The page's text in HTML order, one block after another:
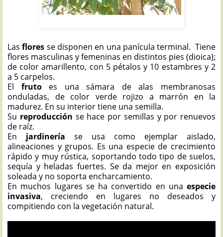
Lasflores se disponen en una panícula terminal. Tiene
flores masculinas y femeninas en distintos pies (dioica);
de color amarillento, con 5 pétalos y 10 estambres y 2
a 5 carpelos.
El fruto es una sámara de alas membranosas
onduladas, de color verde rojizo a marrón en la
madurez. En su interior tiene una semilla.
Su reproducción se hace por semillas y por renuevos
de raíz.
En jardinería se usa como ejemplar aislado,
alineaciones y grupos. Es una especie de crecimiento
rápido y muy rústica, soportando todo tipo de suelos,
sequía y heladas fuertes. Se da mejor en exposición
soleada y no soporta encharcamiento.
En muchos lugares se ha convertido en una especie
invasiva, creciendo en lugares no deseados y
compitiendo con la vegetación natural.